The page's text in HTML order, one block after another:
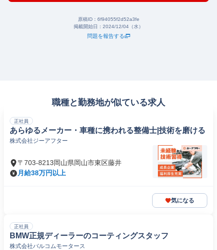
原稿ID： 6f94055f2d52a3fe
掲載開始日： 2024/12/04（水）
問題を報告する
職種と勤務地が似ている求人
正社員
あらゆるメーカー・車種に携われる整備士|技術を磨ける
株式会社ジーアフター
〒703-8213岡山県岡山市東区藤井
月給38万円以上
気になる
正社員
BMW正規ディーラーのコーティングスタッフ
株式会社バルコムモータース